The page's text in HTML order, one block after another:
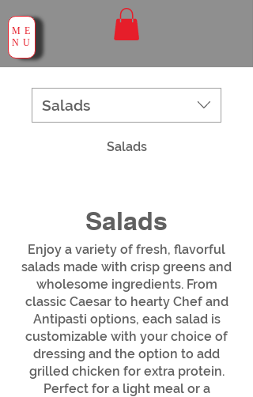
ME
NU
Salads
Salads
Salads
Enjoy a variety of fresh, flavorful
salads made with crisp greens and
wholesome ingredients. From
classic Caesar to hearty Chef and
Antipasti options, each salad is
customizable with your choice of
dressing and the option to add
grilled chicken for extra protein.
Perfect for a light meal or a